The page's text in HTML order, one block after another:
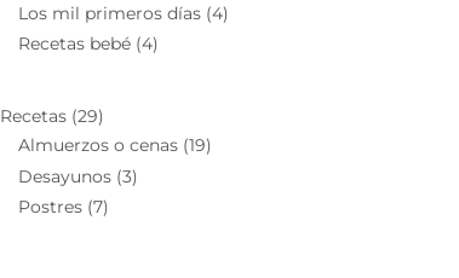
Los mil primeros días(4)
Recetas bebé(4)
Recetas(29)
Almuerzos o cenas(19)
Desayunos(3)
Postres(7)